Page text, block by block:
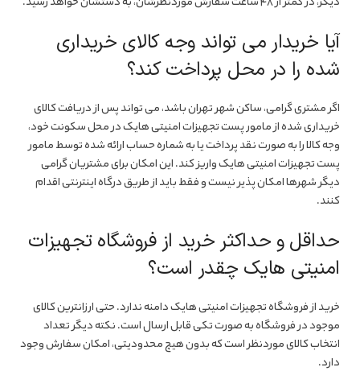
آیا خریدار می تواند وجه کالای خریداری
شده را در محل پرداخت کند؟
اگر مشتری گرامی، ساکن شهر تهران باشد، می تواند پس از دریافت کالای
خریداری شده از مامور پست تجهیزات امنیتی هایک در محل سکونت خود،
وجه کالا را به صورت نقد پرداخت یا به شماره حساب ارائه شده توسط مامور
پست تجهیزات امنیتی هایک واریز کند. این امکان برای مشتریان گرامی
دیگر شهرها امکان پذیر نیست و فقط باید از طریق درگاه اینترنتی اقدام
کنند.
حداقل و حداکثر خرید از فروشگاه تجهیزات
امنیتی هایک چقدر است؟
خرید از فروشگاه تجهیزات امنیتی هایک دامنه ندارد. حتی ارزانترین کالای
موجود در فروشگاه به صورت تکی قابل ارسال است. نکته دیگر تعداد
انتخاب کالای موردنظر است که بدون هیچ محدودیتی، امکان سفارش وجود
دارد.